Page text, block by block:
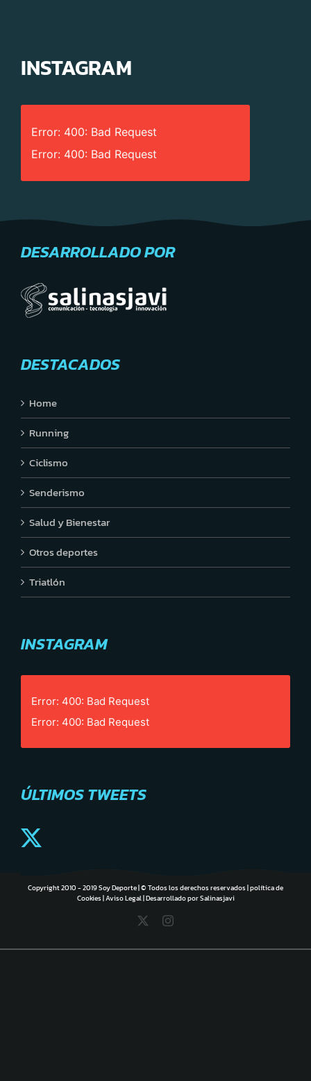
INSTAGRAM
Error: 400: Bad Request
Error: 400: Bad Request
DESARROLLADO POR
DESTACADOS
Home
Running
Ciclismo
Senderismo
Salud y Bienestar
Otros deportes
Triatlón
INSTAGRAM
Error: 400: Bad Request
Error: 400: Bad Request
ÚLTIMOS TWEETS
Copyright 2010 - 2019 Soy Deporte | © Todos los derechos reservados |política de
Cookies|Aviso Legal| Desarrollado porSalinasjavi
Instagram